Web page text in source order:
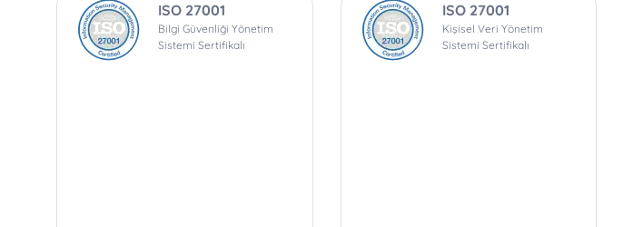
ISO 27001
Bilgi Güvenliği Yönetim
Sistemi Sertifikalı
ISO 27001
Kişisel Veri Yönetim
Sistemi Sertifikalı